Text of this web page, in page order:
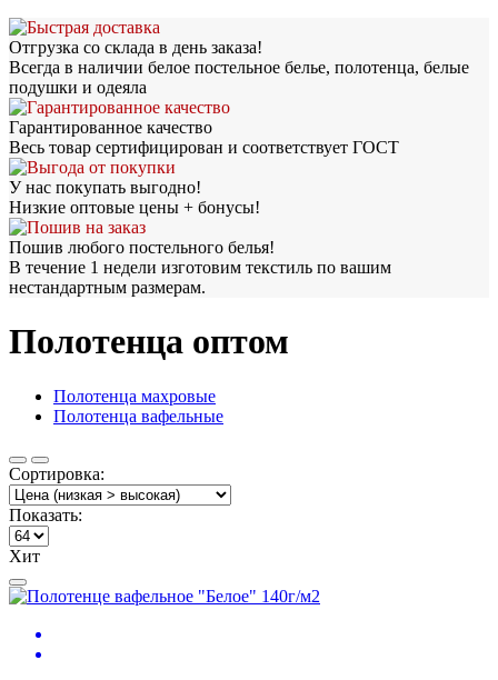
Отгрузка со склада в день заказа!
Всегда в наличии белое постельное белье, полотенца, белые
подушки и одеяла
Гарантированное качество
Весь товар сертифицирован и соответствует ГОСТ
У нас покупать выгодно!
Низкие оптовые цены + бонусы!
Пошив любого постельного белья!
В течение 1 недели изготовим текстиль по вашим
нестандартным размерам.
Полотенца оптом
Полотенца махровые
Полотенца вафельные
Сортировка:
Показать:
Хит